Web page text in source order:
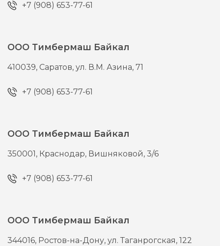
+7 (908) 653-77-61
ООО Тимбермаш Байкал
410039, Саратов,ул. В.М. Азина, 71
+7 (908) 653-77-61
ООО Тимбермаш Байкал
350001, Краснодар, Вишняковой, 3/6
+7 (908) 653-77-61
ООО Тимбермаш Байкал
344016, Ростов-на-Дону,ул. Таганрогская, 122